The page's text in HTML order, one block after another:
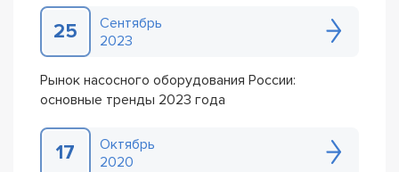
25
Сентябрь
2023
Рынок насосного оборудования России:
основные тренды 2023 года
17
Октябрь
2020